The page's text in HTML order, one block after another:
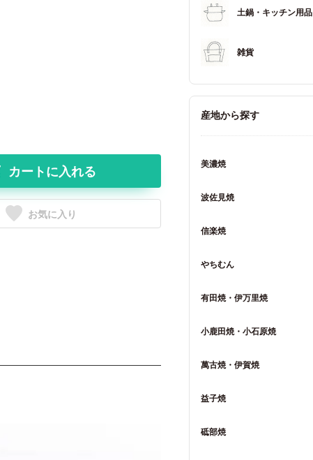
カートに入れる
お気に入り
箸
すべて
土鍋・キッチン用品
すべて
キッチン用品
重箱・弁当箱
雑貨
すべて
産地から探す
美濃焼
波佐見焼
信楽焼
やちむん
有田焼・伊万里焼
小鹿田焼・小石原焼
萬古焼・伊賀焼
益子焼
砥部焼